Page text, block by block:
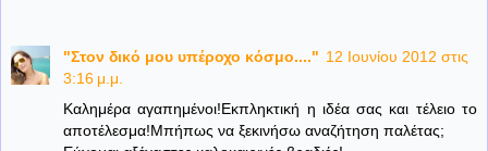
"Στον δικό μου υπέροχο κόσμο...." 12 Ιουνίου 2012 στις
3:16 μ.μ.
Καλημέρα αγαπημένοι!Εκπληκτική η ιδέα σας και τέλειο το
αποτέλεσμα!Μπήπως να ξεκινήσω αναζήτηση παλέτας;